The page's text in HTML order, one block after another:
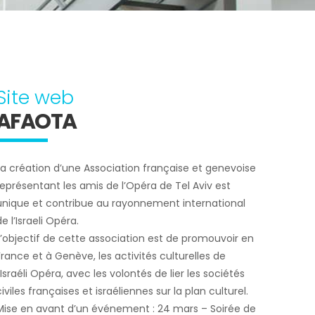
web
création d’une Association française et genevoise
les amis de l’Opéra de Tel Aviv est
et contribue au rayonnement international
l’Israeli Opéra.
de cette association est de promouvoir en
et à Genève, les activités culturelles de
Opéra, avec les volontés de lier les sociétés
françaises et israéliennes sur la plan culturel.
en avant d’un événement : 24 mars – Soirée de